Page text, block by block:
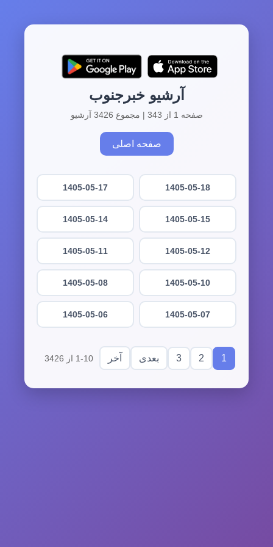
آرشیو خبرجنوب
صفحه 1 از 343 | مجموع 3426 آرشیو
صفحه اصلی
1405-05-18
1405-05-17
1405-05-15
1405-05-14
1405-05-12
1405-05-11
1405-05-10
1405-05-08
1405-05-07
1405-05-06
1
2
3 بعدی آخر 1-10 از 3426